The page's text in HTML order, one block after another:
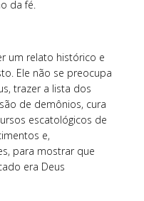
da fé.
um relato histórico e
Ele não se preocupa
trazer a lista dos
de demônios, cura
escatológicos de
e,
para mostrar que
era Deus